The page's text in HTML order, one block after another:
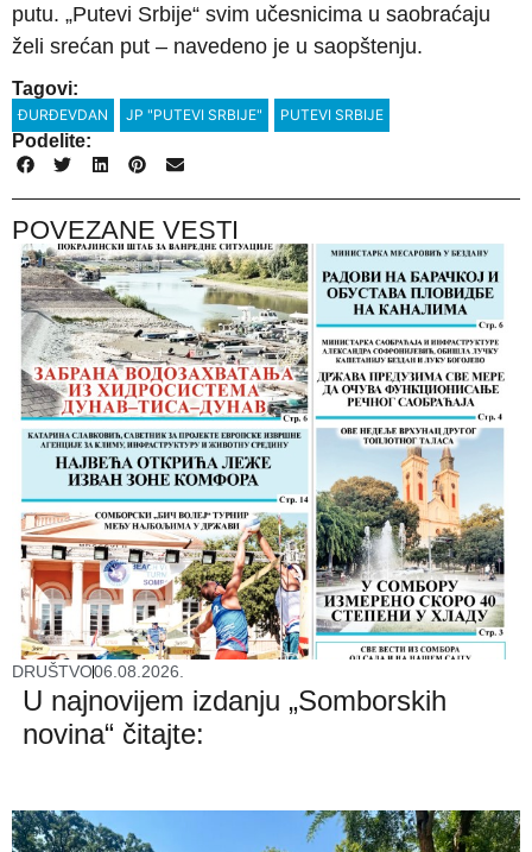
putu. „Putevi Srbije“ svim učesnicima u saobraćaju
želi srećan put – navedeno je u saopštenju.
Tagovi:
ĐURĐEVDAN JP "PUTEVI SRBIJE" PUTEVI SRBIJE
Podelite:
POVEZANE VESTI
DRUŠTVO06.08.2026.
U najnovijem izdanju „Somborskih
novina“ čitajte: